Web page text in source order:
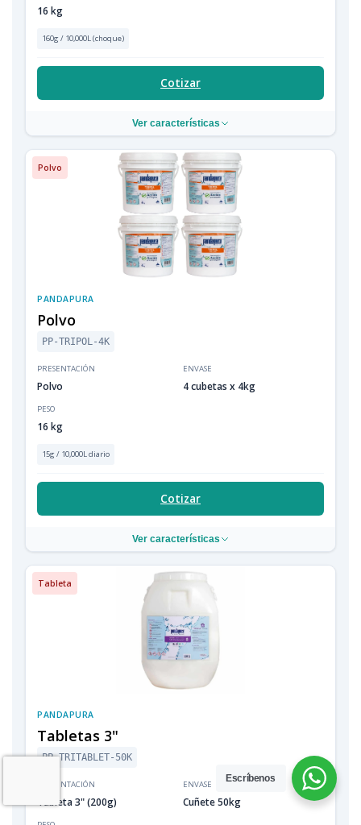
16 kg
160g / 10,000L (choque)
Cotizar
Ver características
Polvo
PANDAPURA
Polvo
PP-TRIPOL-4K
PRESENTACIÓN
Polvo
ENVASE
4 cubetas x 4kg
PESO
16 kg
15g / 10,000L diario
Cotizar
Ver características
Tableta
PANDAPURA
Tabletas 3"
PP-TRITABLET-50K
PRESENTACIÓN
Tableta 3" (200g)
ENVASE
Cuñete 50kg
Escríbenos